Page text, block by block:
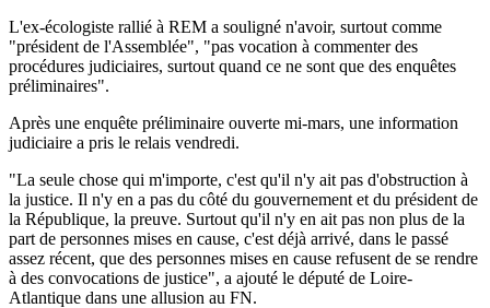
L'ex-écologiste rallié à REM a souligné n'avoir, surtout comme
"président de l'Assemblée", "pas vocation à commenter des
procédures judiciaires, surtout quand ce ne sont que des enquêtes
préliminaires".
Après une enquête préliminaire ouverte mi-mars, une information
judiciaire a pris le relais vendredi.
"La seule chose qui m'importe, c'est qu'il n'y ait pas d'obstruction à
la justice. Il n'y en a pas du côté du gouvernement et du président de
la République, la preuve. Surtout qu'il n'y en ait pas non plus de la
part de personnes mises en cause, c'est déjà arrivé, dans le passé
assez récent, que des personnes mises en cause refusent de se rendre
à des convocations de justice", a ajouté le député de Loire-
Atlantique dans une allusion au FN.